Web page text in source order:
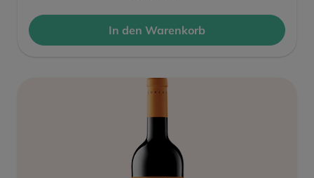
In den Warenkorb